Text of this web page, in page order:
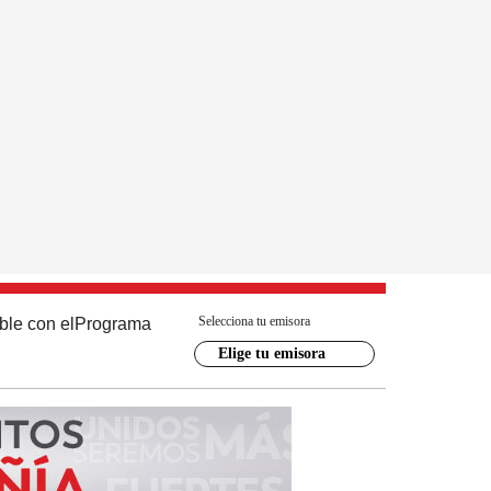
con el Programa Selecciona tu emisora
Elige tu emisora